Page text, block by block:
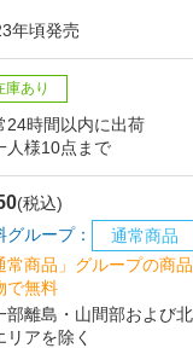
年頃発売
庫あり
24時間以内に出荷
人様10点まで
(税込)
グループ：
通常商品
常商品」グループの商
で無料
離島・山間部および
リアを除く